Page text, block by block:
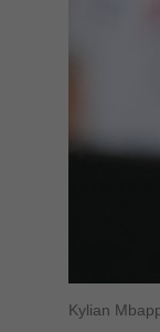
Kylian